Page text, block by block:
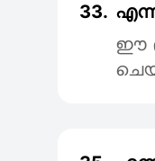
33.
ഈ